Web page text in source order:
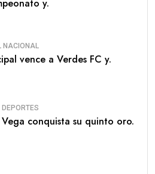
y.
NACIONAL
vence a Verdes FC y.
Vega conquista su quinto oro.